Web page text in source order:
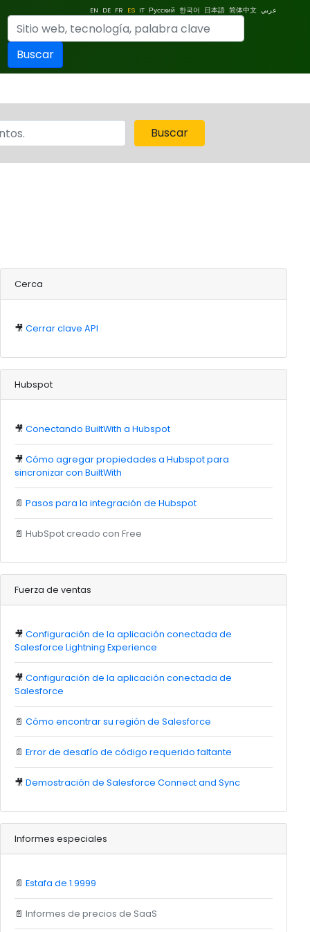
EN DE FR ES IT Русский 한국어 日本語 简体中文 عربي
Buscar
Buscar
Cerca
🎥 Cerrar clave API
Hubspot
🎥 Conectando BuiltWith a Hubspot
🎥 Cómo agregar propiedades a Hubspot para
sincronizar con BuiltWith
📄 Pasos para la integración de Hubspot
📄 HubSpot creado con Free
Fuerza de ventas
🎥 Configuración de la aplicación conectada de
Salesforce Lightning Experience
🎥 Configuración de la aplicación conectada de
Salesforce
📄 Cómo encontrar su región de Salesforce
📄 Error de desafío de código requerido faltante
🎥 Demostración de Salesforce Connect and Sync
Informes especiales
📄 Estafa de 1.9999
📄 Informes de precios de SaaS